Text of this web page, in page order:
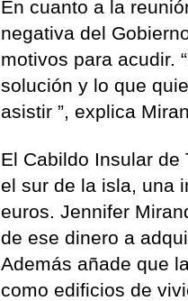
En cuanto a la
negativa del
motivos para acudir.
solución y lo que
asistir ”, explica
El Cabildo Insular
el sur de la isla, una
euros. Jennifer
de ese dinero a
Además añade que
como edificios de